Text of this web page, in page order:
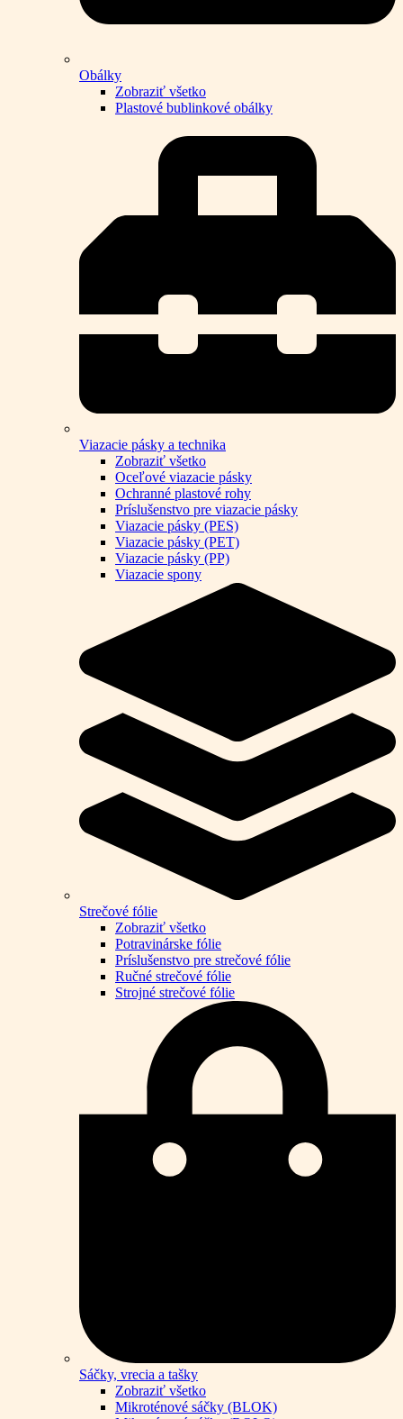
Obálky
Zobraziť všetko
Plastové bublinkové obálky
Viazacie pásky a technika
Zobraziť všetko
Oceľové viazacie pásky
Ochranné plastové rohy
Príslušenstvo pre viazacie pásky
Viazacie pásky (PES)
Viazacie pásky (PET)
Viazacie pásky (PP)
Viazacie spony
Strečové fólie
Zobraziť všetko
Potravinárske fólie
Príslušenstvo pre strečové fólie
Ručné strečové fólie
Strojné strečové fólie
Sáčky, vrecia a tašky
Zobraziť všetko
Mikroténové sáčky (BLOK)